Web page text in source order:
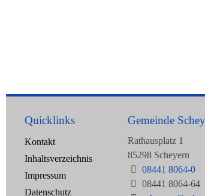
Quicklinks
Kontakt
Inhaltsverzeichnis
Impressum
Datenschutz
Gemeinde
Rathausplatz 1
85298 Scheyern
08441 8064-0
08441 8064-64